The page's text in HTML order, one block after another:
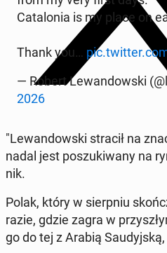
Ca­ta­lo­nia is my place on
Thank you…
— Robert Le­wan­dow­ski
2026
"Le­wan­dow­ski stracił na
nadal jest po­szu­ki­wa­ny na
nik.
Polak, który w sierp­niu
razie, gdzie zagra w
go do tej z Arabią